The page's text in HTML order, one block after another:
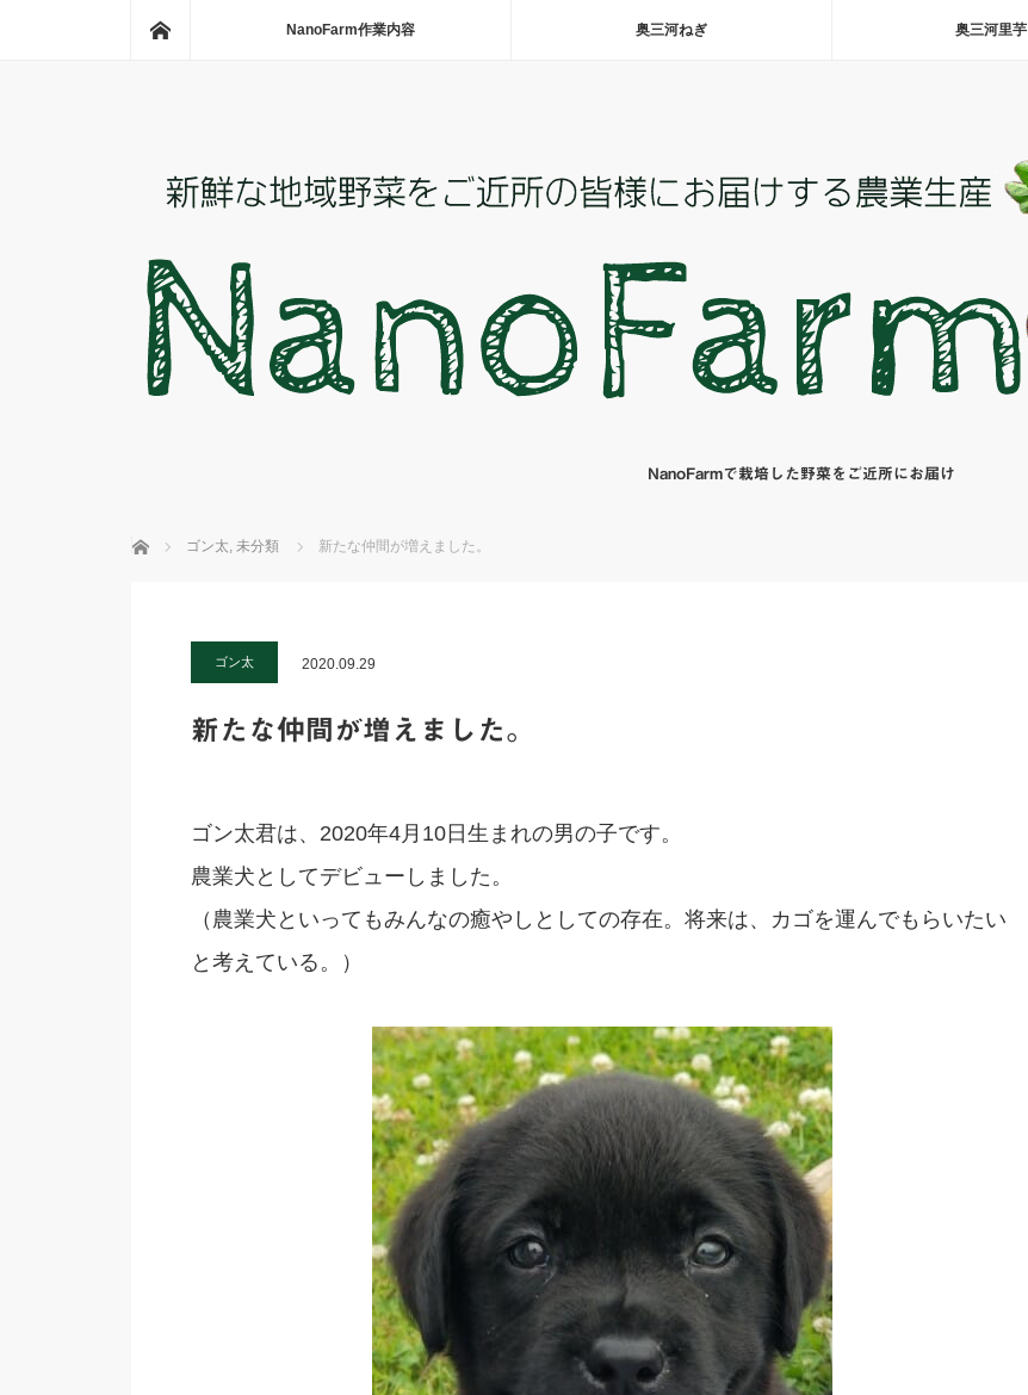
NanoFarm作業内容 奥三河ねぎ 奥三河里芋
NanoFarmで栽培した野菜をご近所にお届け
ホーム ゴン太, 未分類 新たな仲間が増えました。
ゴン太 2020.09.29
新たな仲間が増えました。
ゴン太君は、2020年4月10日生まれの男の子です。
農業犬としてデビューしました。
（農業犬といってもみんなの癒やしとしての存在。将来は、カゴを運んでもらいたい
と考えている。）